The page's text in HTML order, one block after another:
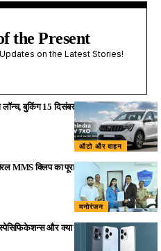
the Present
on the Latest Stories!
ऑटो और वाहन
बुकिंग 15 दिसंबर से शुरू!
मनोरंजन
MMS क्लिप का पूरा सच?
और क्या यह भारत आएगा?